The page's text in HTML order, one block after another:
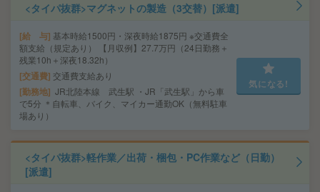
<タイパ抜群>マグネットの製造（3交替）[派遣]
給 与 基本時給1500円・深夜時給1875円 ※交通費全
額支給（規定あり） 【月収例】27.7万円（24日勤務＋
残業10h＋深夜18.32h）
交通費 交通費支給あり
勤務地 JR北陸本線 武生駅 ・JR「武生駅」から車
で5分 ＊自転車、バイク、マイカー通勤OK（無料駐車
場あり）
気になる!
<タイパ抜群>軽作業／出荷・梱包・PC作業など（日勤）
[派遣]